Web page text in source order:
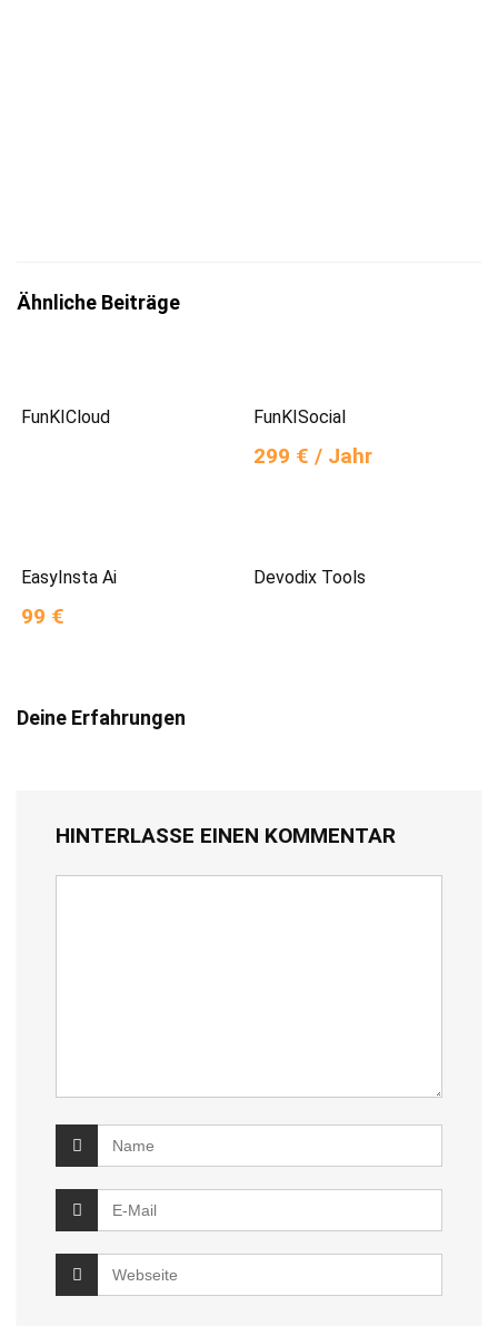
Ähnliche Beiträge
FunKICloud FunKISocial
299 € / Jahr
EasyInsta Ai
99 €
Devodix Tools
Deine Erfahrungen
HINTERLASSE EINEN KOMMENTAR